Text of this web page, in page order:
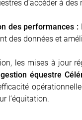
d’accéder à
des performances :
des données et
les mises à jour
équestre
l’équitation.